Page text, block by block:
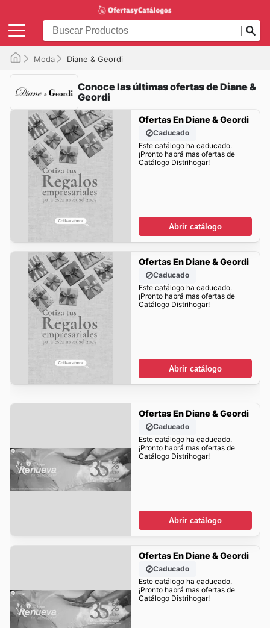
Moda Diane & Geordi
Conoce las últimas ofertas de Diane &
Geordi
Ofertas En Diane & Geordi
Caducado
Este catálogo ha caducado.
¡Pronto habrá mas ofertas de
Catálogo Distrihogar!
Abrir catálogo
Ofertas En Diane & Geordi
Caducado
Este catálogo ha caducado.
¡Pronto habrá mas ofertas de
Catálogo Distrihogar!
Abrir catálogo
Ofertas En Diane & Geordi
Caducado
Este catálogo ha caducado.
¡Pronto habrá mas ofertas de
Catálogo Distrihogar!
Abrir catálogo
Ofertas En Diane & Geordi
Caducado
Este catálogo ha caducado.
¡Pronto habrá mas ofertas de
Catálogo Distrihogar!